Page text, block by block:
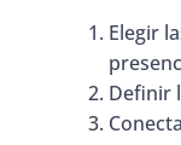
Elegir
Definir